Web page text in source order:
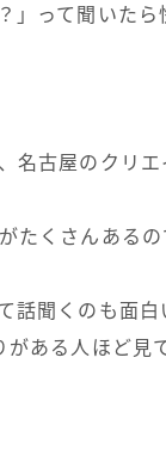
」って聞いたら
名古屋のクリ
たくさんある
話聞くのも面白
ある人ほど見